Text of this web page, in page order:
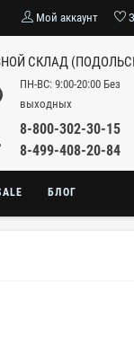
Мой аккаунт
СКЛАД
ПН-ВС: 9:00-20:00 Без
выходных
8-800-302-30-15
8-499-408-20-84
БЛОГ